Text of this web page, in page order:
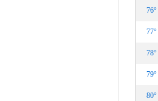
76°
77°
78°
79°
80°